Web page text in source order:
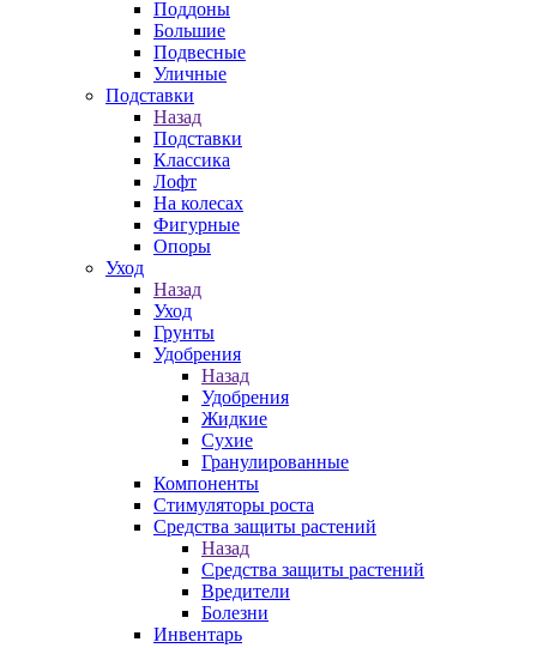
Поддоны
Большие
Подвесные
Уличные
Подставки
Назад
Подставки
Классика
Лофт
На колесах
Фигурные
Опоры
Уход
Назад
Уход
Грунты
Удобрения
Назад
Удобрения
Жидкие
Сухие
Гранулированные
Компоненты
Стимуляторы роста
Средства защиты растений
Назад
Средства защиты растений
Вредители
Болезни
Инвентарь